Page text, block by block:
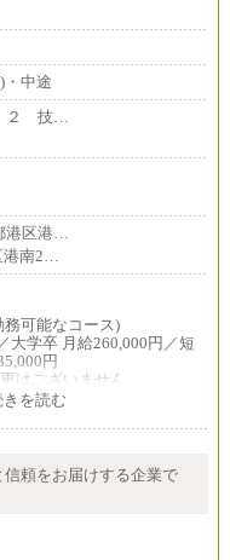
・中途
２ 技…
港区港…
港南2…
可能なコース)
大学卒 月給260,000円／短
円
はございません
大学卒 月給250,000円／短
はございません
を読む
頼をお届けする企業で